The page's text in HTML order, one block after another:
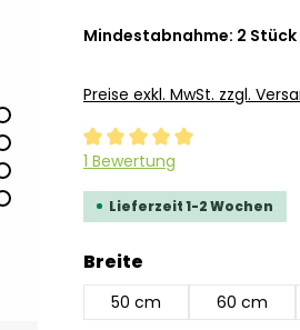
Mindestabnahme: 2 Stück
Preise exkl. MwSt. zzgl.
Durchschnittliche
1 Bewertung
Lieferzeit 1-2 Wochen
Breite
50 cm 60 cm